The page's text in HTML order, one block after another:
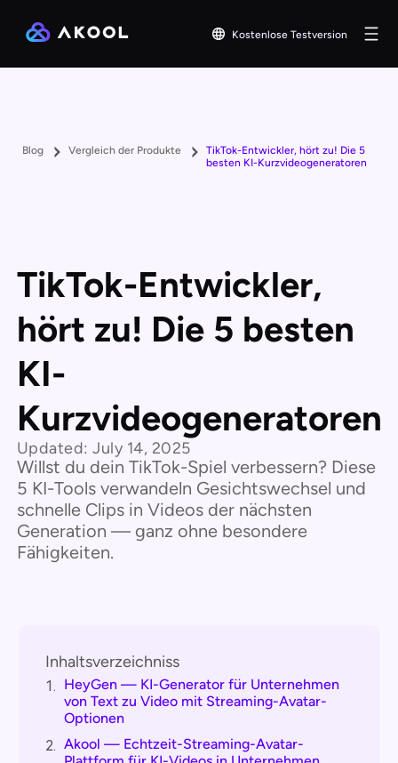
Kostenlose Testversion
Blog Vergleich der Produkte
TikTok-Entwickler, hört zu! Die 5
besten KI-Kurzvideogeneratoren
TikTok-Entwickler,
hört zu! Die 5 besten
KI-
Kurzvideogeneratoren
Updated: July 14, 2025
Willst du dein TikTok-Spiel verbessern? Diese
5 KI-Tools verwandeln Gesichtswechsel und
schnelle Clips in Videos der nächsten
Generation — ganz ohne besondere
Fähigkeiten.
Inhaltsverzeichniss
1. HeyGen — KI-Generator für Unternehmen
von Text zu Video mit Streaming-Avatar-
Optionen
2. Akool — Echtzeit-Streaming-Avatar-